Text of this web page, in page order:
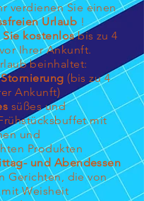
verdienen Sie einen
Urlaub !
kostenlosbis zu 4
Ihrer Ankunft.
beinhaltet:
(bis zu 4
Ankunft)
süßes und
mit
und
Produkten
und Abendessen
Gerichten, die von
Weisheit